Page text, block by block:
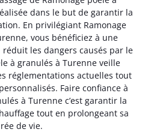
dans le but de garantir la
En privilégiant Ramonage
vous bénéficiez à une
les dangers causés par le
à granulés à Turenne veille
réglementations actuelles tout
Faire confiance à
à Turenne c’est garantir la
tout en prolongeant sa
de vie.